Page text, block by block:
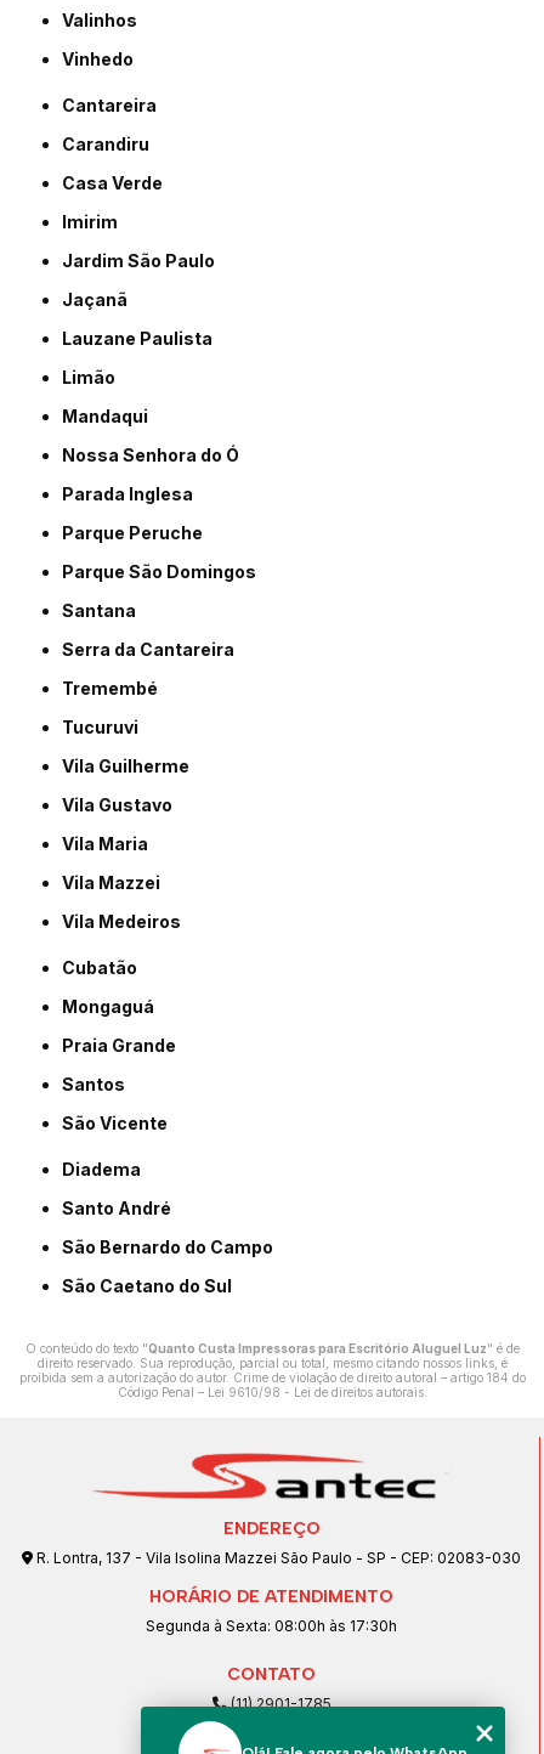
Valinhos
Vinhedo
Cantareira
Carandiru
Casa Verde
Imirim
Jardim São Paulo
Jaçanã
Lauzane Paulista
Limão
Mandaqui
Nossa Senhora do Ó
Parada Inglesa
Parque Peruche
Parque São Domingos
Santana
Serra da Cantareira
Tremembé
Tucuruvi
Vila Guilherme
Vila Gustavo
Vila Maria
Vila Mazzei
Vila Medeiros
Cubatão
Mongaguá
Praia Grande
Santos
São Vicente
Diadema
Santo André
São Bernardo do Campo
São Caetano do Sul
O conteúdo do texto "Quanto Custa Impressoras para Escritório Aluguel Luz" é de
direito reservado. Sua reprodução, parcial ou total, mesmo citando nossos links, é
proibida sem a autorização do autor. Crime de violação de direito autoral – artigo 184 do
Código Penal – Lei 9610/98 - Lei de direitos autorais.
ENDEREÇO
R. Lontra, 137 - Vila Isolina Mazzei São Paulo - SP - CEP: 02083-030
HORÁRIO DE ATENDIMENTO
Segunda à Sexta: 08:00h às 17:30h
CONTATO
(11) 2901-1785
(11) 99239-1832